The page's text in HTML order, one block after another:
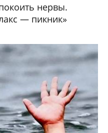
нервы.
— пикник»